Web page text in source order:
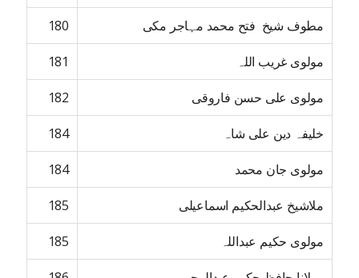
مطوف شیخ فتح محمد مہاجر مکی 180
مولوی غریب اللہ 181
مولوی علی حسن فاروقی 182
خلیفہ دین علی شاہ 184
مولوی جان محمد 184
ملاشیخ عبدالحکیم اسماعیلی 185
مولوی حکیم عبداللہ 185